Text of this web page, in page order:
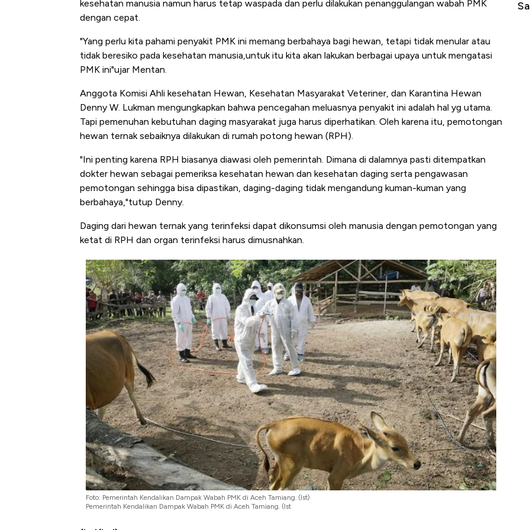
kesehatan manusia namun harus tetap waspada dan perlu dilakukan penanggulangan wabah PMK
dengan cepat.
"Yang perlu kita pahami penyakit PMK ini memang berbahaya bagi hewan, tetapi tidak menular atau
tidak beresiko pada kesehatan manusia,untuk itu kita akan lakukan berbagai upaya untuk mengatasi
PMK ini"ujar Mentan.
Anggota Komisi Ahli kesehatan Hewan, Kesehatan Masyarakat Veteriner, dan Karantina Hewan
Denny W. Lukman mengungkapkan bahwa pencegahan meluasnya penyakit ini adalah hal yg utama.
Tapi pemenuhan kebutuhan daging masyarakat juga harus diperhatikan. Oleh karena itu, pemotongan
hewan ternak sebaiknya dilakukan di rumah potong hewan (RPH).
"Ini penting karena RPH biasanya diawasi oleh pemerintah. Dimana di dalamnya pasti ditempatkan
dokter hewan sebagai pemeriksa kesehatan hewan dan kesehatan daging serta pengawasan
pemotongan sehingga bisa dipastikan, daging-daging tidak mengandung kuman-kuman yang
berbahaya,"tutup Denny.
Daging dari hewan ternak yang terinfeksi dapat dikonsumsi oleh manusia dengan pemotongan yang
ketat di RPH dan organ terinfeksi harus dimusnahkan.
Foto: Pemerintah Kendalikan Dampak Wabah PMK di Aceh Tamiang. (Ist)
Pemerintah Kendalikan Dampak Wabah PMK di Aceh Tamiang. (Ist
di Jaman Dulu
Sampai Ribuan Kilometer